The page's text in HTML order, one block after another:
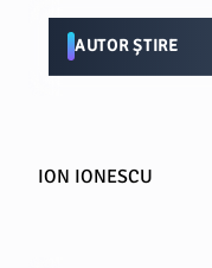
AUTOR ȘTIRE
ION IONESCU